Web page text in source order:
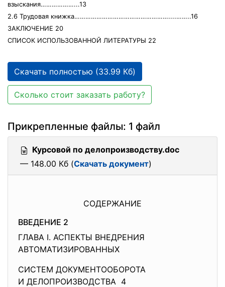
взыскания………………...13
2.6 Трудовая книжка……………………………………………....……..16
ЗАКЛЮЧЕНИЕ 20
СПИСОК ИСПОЛЬЗОВАННОЙ ЛИТЕРАТУРЫ 22
Скачать полностью (33.99 Кб)
Сколько стоит заказать работу?
Прикрепленные файлы: 1 файл
Курсовой по делопроизводству.doc
— 148.00 Кб (Скачать документ)
СОДЕРЖАНИЕ
ВВЕДЕНИЕ 2
ГЛАВА I. АСПЕКТЫ ВНЕДРЕНИЯ
АВТОМАТИЗИРОВАННЫХ
СИСТЕМ ДОКУМЕНТООБОРОТА
И ДЕЛОПРОИЗВОДСТВА 4